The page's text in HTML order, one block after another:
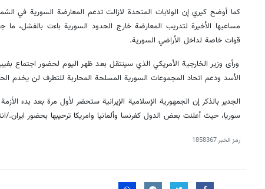
كما أوضح كيري إن الولايات المتحدة لازالت تدعم المعارضة السورية في
مساعيها الأخيرة لتدريب المعارضة خارج الحدود السورية باءت بالفشل، ما
قوات خاصة لداخل الأراضي السورية.
ورأى وزير الخارجية الأمريكي الذي سينتقل بعد ظهر اليوم لحضور اجتماع
الأسد ودعم اتحاد المجموعات السورية المسلحة المحاربة للتطرف لن يخدم
الجدير بالذكر إن الجمهورية الإسلامية الإيرانية ستحضر لأول مرة بعد بدء
سوريا، حيث أعلنت بعض الدول كفرنسا وألمانيا وامريكا ترحيبها بحضور ايران./
رمز الخبر1858367